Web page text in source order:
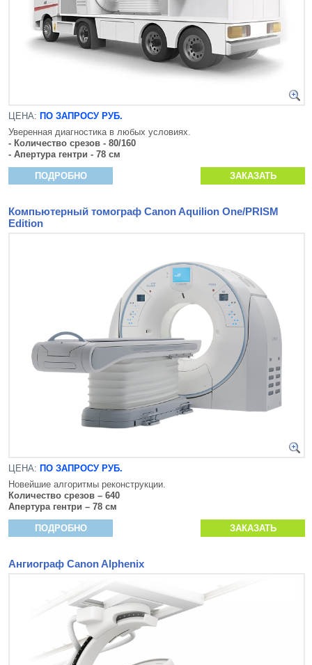
ЦЕНА: ПО ЗАПРОСУ РУБ.
Уверенная диагностика в любых условиях.
- Количество срезов - 80/160
- Апертура гентри - 78 см
ПОДРОБНО ЗАКАЗАТЬ
Компьютерный томограф Canon Aquilion One/PRISM
Edition
ЦЕНА: ПО ЗАПРОСУ РУБ.
Новейшие алгоритмы реконструкции.
Количество срезов – 640
Апертура гентри – 78 см
ПОДРОБНО ЗАКАЗАТЬ
Ангиограф Canon Alphenix